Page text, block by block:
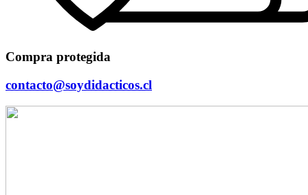
Compra protegida
contacto@soydidacticos.cl